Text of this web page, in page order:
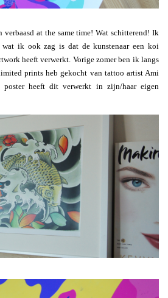
at the same time! Wat schitterend! Ik
wat ik ook zag is dat de kunstenaar een koi
heeft verwerkt. Vorige zomer ben ik langs
prints heb gekocht van tattoo artist Ami
poster heeft dit verwerkt in zijn/haar eigen